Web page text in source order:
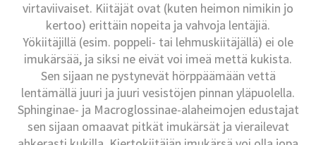
virtaviivaiset. Kiitäjät ovat (kuten heimon nimikin jo
kertoo) erittäin nopeita ja vahvoja lentäjiä.
Yökiitäjillä (esim. poppeli- tai lehmuskiitäjällä) ei ole
imukärsää, ja siksi ne eivät voi imeä mettä kukista.
Sen sijaan ne pystynevät hörppäämään vettä
lentämällä juuri ja juuri vesistöjen pinnan yläpuolella.
Sphinginae- ja Macroglossinae-alaheimojen edustajat
sen sijaan omaavat pitkät imukärsät ja vierailevat